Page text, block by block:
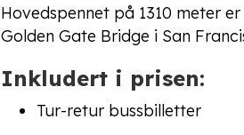
Hovedspennet på 1310 meter
Golden Gate Bridge i San
Inkludert i prisen:
Tur-retur bussbilletter